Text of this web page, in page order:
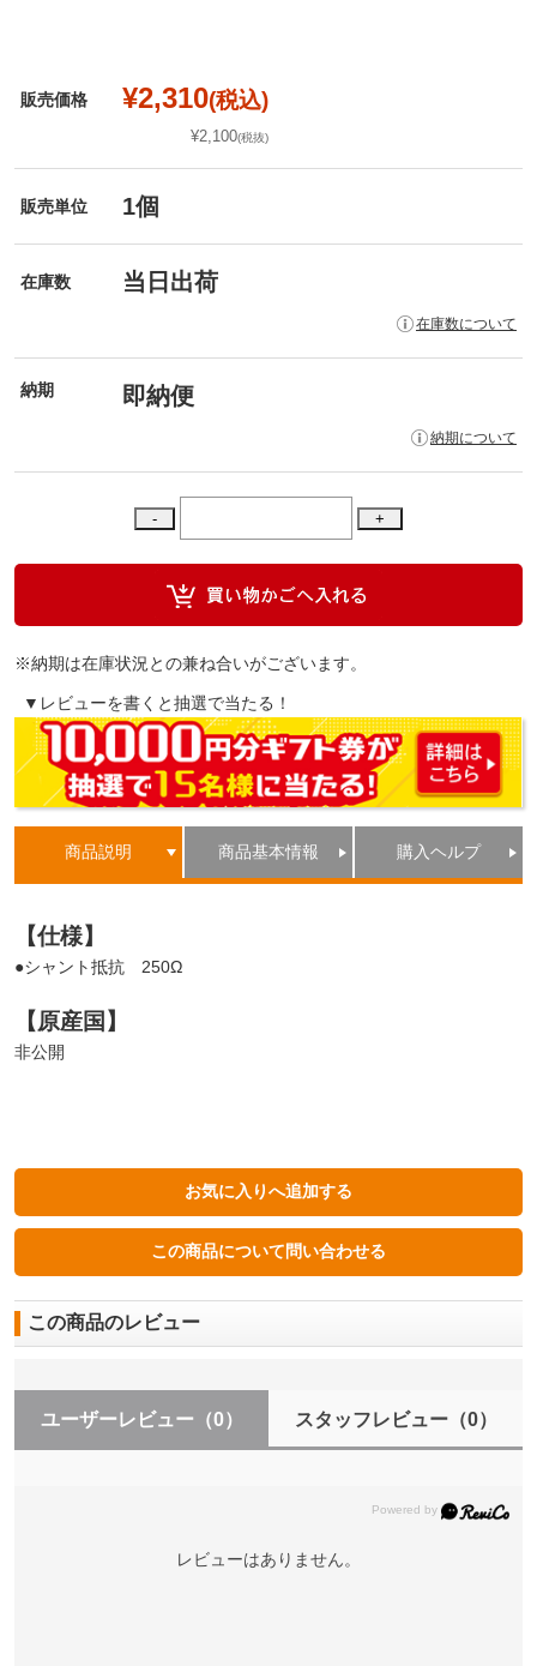
販売価格 ¥2,310(税込)
¥2,100(税抜)
販売単位 1個
在庫数 当日出荷
在庫数について
納期 即納便
納期について
※納期は在庫状況との兼ね合いがございます。
▼レビューを書くと抽選で当たる！
商品説明 商品基本情報 購入ヘルプ
【仕様】
●シャント抵抗 250Ω
【原産国】
非公開
この商品のレビュー
ユーザーレビュー （0） スタッフレビュー（0）
レビューはありません。